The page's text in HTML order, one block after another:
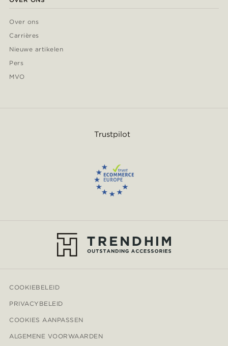
Over ons
Carrières
Nieuwe artikelen
Pers
MVO
Trustpilot
COOKIEBELEID
PRIVACYBELEID
COOKIES AANPASSEN
ALGEMENE VOORWAARDEN